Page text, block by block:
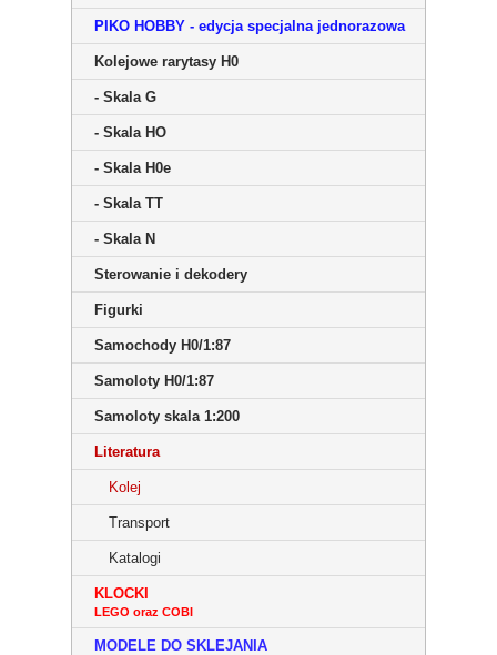
PIKO HOBBY - edycja specjalna jednorazowa
Kolejowe rarytasy H0
- Skala G
- Skala HO
- Skala H0e
- Skala TT
- Skala N
Sterowanie i dekodery
Figurki
Samochody H0/1:87
Samoloty H0/1:87
Samoloty skala 1:200
Literatura
Kolej
Transport
Katalogi
KLOCKI
LEGO oraz COBI
MODELE DO SKLEJANIA